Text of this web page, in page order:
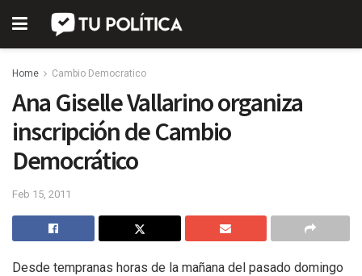
Home Cambio Democratico
Ana Giselle Vallarino organiza
inscripción de Cambio
Democrático
Feb 15, 2011
Desde tempranas horas de la mañana del pasado domingo